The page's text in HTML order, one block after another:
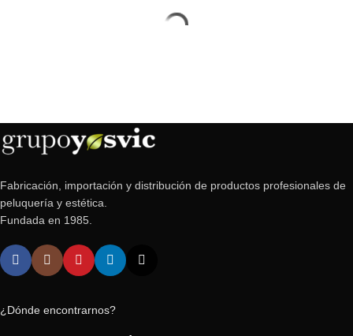
Fabricación, importación y distribución de productos profesionales de
peluquería y estética.
Fundada en 1985.
¿Dónde encontrarnos?